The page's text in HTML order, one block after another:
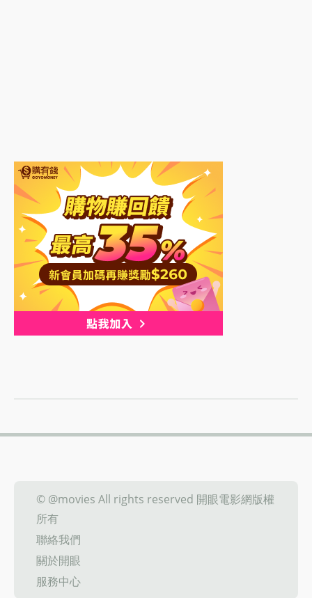
© @movies All rights reserved 開眼電影網版權
所有
聯絡我們
關於開眼
服務中心